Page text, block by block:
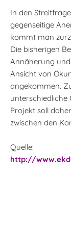
In den
gegenseitige
kommt man
Die bisherigen
Annäherung
Ansicht von
angekommen.
unterschiedliche
Projekt soll
zwischen den
Quelle:
http://